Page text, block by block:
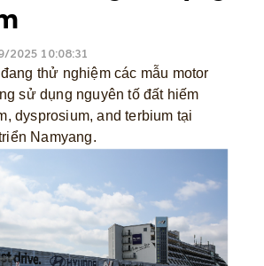
2025 10:08:31
thử nghiệm các mẫu motor
sử dụng nguyên tố đất hiếm
dysprosium, and terbium tại
Namyang.